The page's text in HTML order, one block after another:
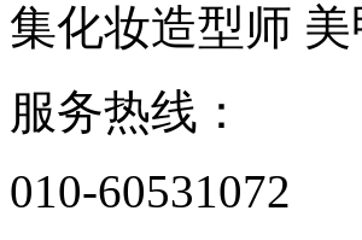
集化妆造型师
服务热线：
010-60531072